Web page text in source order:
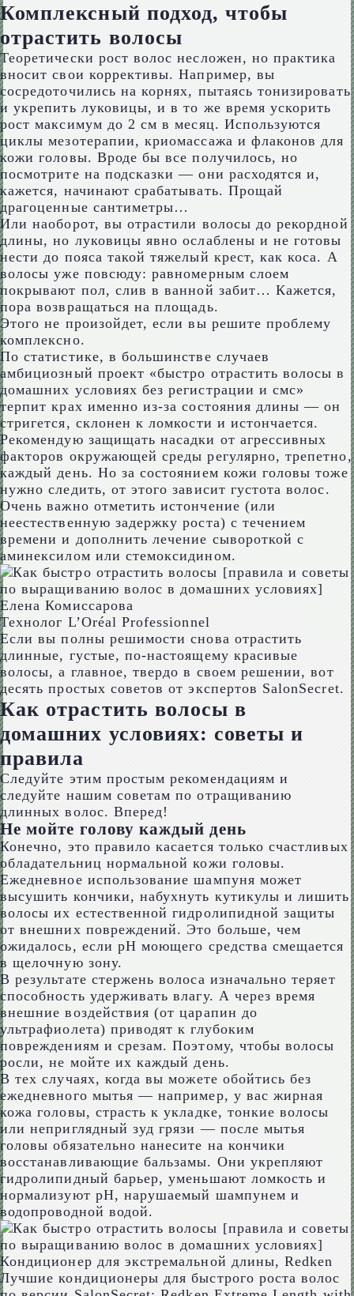
Комплексный подход, чтобы
отрастить волосы
Теоретически рост волос несложен, но практика
вносит свои коррективы. Например, вы
сосредоточились на корнях, пытаясь тонизировать
и укрепить луковицы, и в то же время ускорить
рост максимум до 2 см в месяц. Используются
циклы мезотерапии, криомассажа и флаконов для
кожи головы. Вроде бы все получилось, но
посмотрите на подсказки — они расходятся и,
кажется, начинают срабатывать. Прощай
драгоценные сантиметры…
Или наоборот, вы отрастили волосы до рекордной
длины, но луковицы явно ослаблены и не готовы
нести до пояса такой тяжелый крест, как коса. А
волосы уже повсюду: равномерным слоем
покрывают пол, слив в ванной забит… Кажется,
пора возвращаться на площадь.
Этого не произойдет, если вы решите проблему
комплексно.
По статистике, в большинстве случаев
амбициозный проект «быстро отрастить волосы в
домашних условиях без регистрации и смс»
терпит крах именно из-за состояния длины — он
стригется, склонен к ломкости и истончается.
Рекомендую защищать насадки от агрессивных
факторов окружающей среды регулярно, трепетно,
каждый день. Но за состоянием кожи головы тоже
нужно следить, от этого зависит густота волос.
Очень важно отметить истончение (или
неестественную задержку роста) с течением
времени и дополнить лечение сывороткой с
аминексилом или стемоксидином.
Елена Комиссарова
Технолог L’Oréal Professionnel
Если вы полны решимости снова отрастить
длинные, густые, по-настоящему красивые
волосы, а главное, твердо в своем решении, вот
десять простых советов от экспертов SalonSecret.
Как отрастить волосы в
домашних условиях: советы и
правила
Следуйте этим простым рекомендациям и
следуйте нашим советам по отращиванию
длинных волос. Вперед!
Не мойте голову каждый день
Конечно, это правило касается только счастливых
обладательниц нормальной кожи головы.
Ежедневное использование шампуня может
высушить кончики, набухнуть кутикулы и лишить
волосы их естественной гидролипидной защиты
от внешних повреждений. Это больше, чем
ожидалось, если pH моющего средства смещается
в щелочную зону.
В результате стержень волоса изначально теряет
способность удерживать влагу. А через время
внешние воздействия (от царапин до
ультрафиолета) приводят к глубоким
повреждениям и срезам. Поэтому, чтобы волосы
росли, не мойте их каждый день.
В тех случаях, когда вы можете обойтись без
ежедневного мытья — например, у вас жирная
кожа головы, страсть к укладке, тонкие волосы
или неприглядный зуд грязи — после мытья
головы обязательно нанесите на кончики
восстанавливающие бальзамы. Они укрепляют
гидролипидный барьер, уменьшают ломкость и
нормализуют pH, нарушаемый шампунем и
водопроводной водой.
Кондиционер для экстремальной длины, Redken
Лучшие кондиционеры для быстрого роста волос